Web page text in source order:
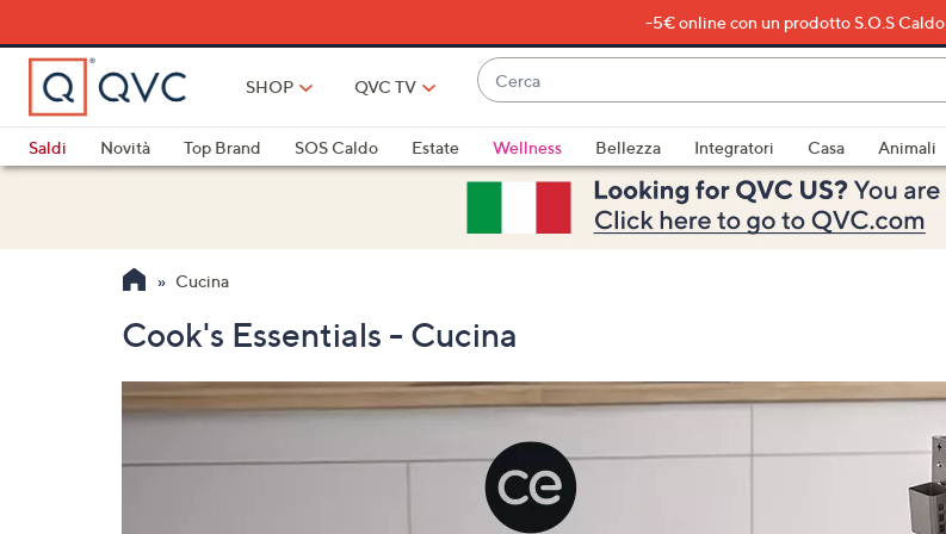
al
contenuto
principale
-5€ online con un prodotto S.O.S Caldo
SHOP QVC TV
Cerca
sono
disponibili
suggerimenti,
usa
su
giù
scorri
a
sinistra
Saldi
Novità Top Brand SOS Caldo Estate Wellness Bellezza Integratori Casa Animali
Cucina
Cook's Essentials - Cucina